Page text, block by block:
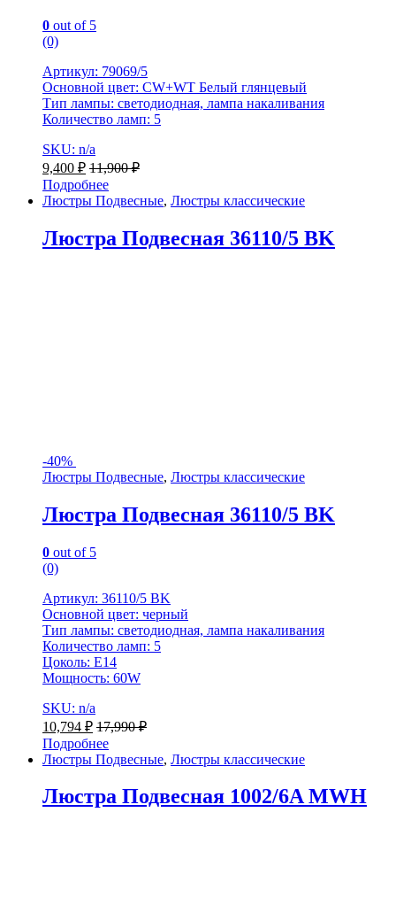
0 out of 5
(0)
Артикул: 79069/5
Основной цвет: CW+WT Белый глянцевый
Тип лампы: светодиодная, лампа накаливания
Количество ламп: 5
SKU: n/a
9,400 ₽ 11,900₽
Подробнее
Люстры Подвесные, Люстры классические
Люстра Подвесная 36110/5 BK
-40%
Люстры Подвесные, Люстры классические
Люстра Подвесная 36110/5 BK
0 out of 5
(0)
Артикул: 36110/5 BK
Основной цвет: черный
Тип лампы: светодиодная, лампа накаливания
Количество ламп: 5
Цоколь: Е14
Мощность: 60W
SKU: n/a
10,794 ₽ 17,990₽
Подробнее
Люстры Подвесные, Люстры классические
Люстра Подвесная 1002/6A MWH